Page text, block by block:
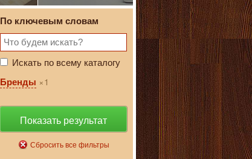
По ключевым словам
Искать по всему каталогу
Бренды
1
Показать результат
Сбросить все фильтры